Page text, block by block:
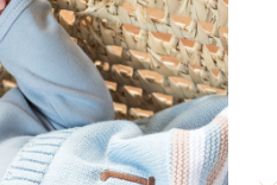
Mamis. Nimm dir einen Moment
aus Tagebuch,